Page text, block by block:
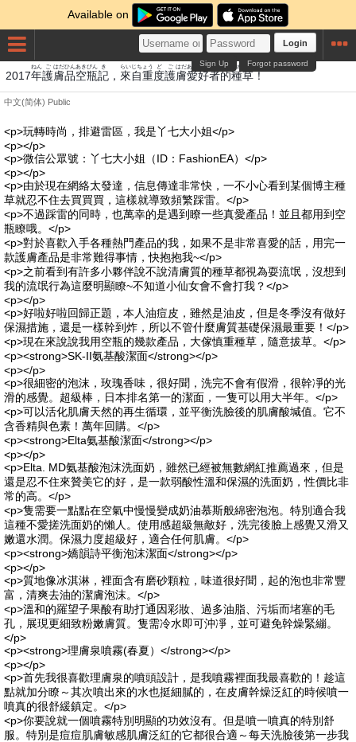
Available on
Login
Forgot password
Sign Up
2017年
ねん
護
ご
膚
はだ
品
ひん
空瓶
あきびん
記
き
， 來
らい
自重
じちょう
度
ど
護
ご
膚
はだ
愛好者
あいこうしゃ
的
てき
種
たね
草
くさ
！
中文(简体) Public
<p>玩轉時尚，排避雷區，我是丫七大小姐</p>
<p></p>
<p>微信公眾號：丫七大小姐（ID：FashionEA）</p>
<p></p>
<p>由於現在網絡太發達，信息傳達非常快，一不小心看到某個博主種
草就忍不住去買買買，這樣就導致頻繁踩雷。</p>
<p>不過踩雷的同時，也萬幸的是遇到瞭一些真愛產品！並且都用到空
瓶瞭哦。</p>
<p>對於喜歡入手各種熱門產品的我，如果不是非常喜愛的話，用完一
款護膚產品是非常難得事情，快抱抱我~</p>
<p>之前看到有許多小夥伴說不說清膚質的種草都視為耍流氓，沒想到
我的流氓行為這麼明顯瞭~不知道小仙女會不會打我？</p>
<p></p>
<p>好啦好啦回歸正題，本人油痘皮，雖然是油皮，但是冬季沒有做好
保濕措施，還是一樣幹到炸，所以不管什麼膚質基礎保濕最重要！</p>
<p>現在來說說我用空瓶的幾款產品，大傢慎重種草，隨意拔草。</p>
<p><strong>SK-II氨基酸潔面</strong></p>
<p></p>
<p>很細密的泡沫，玫瑰香味，很好聞，洗完不會有假滑，很幹凈的光
滑的感覺。超級棒，日本排名第一的潔面，一隻可以用大半年。</p>
<p>可以活化肌膚天然的再生循環，並平衡洗臉後的肌膚酸堿值。它不
含香精與色素！萬年回購。</p>
<p><strong>Elta氨基酸潔面</strong></p>
<p></p>
<p>Elta. MD氨基酸泡沫洗面奶，雖然已經被無數網紅推薦過來，但是
還是忍不住來贊美它的好，是一款弱酸性溫和保濕的洗面奶，性價比非
常的高。</p>
<p>隻需要一點點在空氣中慢慢變成奶油慕斯般綿密泡泡。特別適合我
這種不愛搓洗面奶的懶人。使用感超級無敵好，洗完後臉上感覺又滑又
嫩還水潤。保濕力度超級好，適合任何肌膚。</p>
<p><strong>嬌韻詩平衡泡沫潔面</strong></p>
<p></p>
<p>質地像冰淇淋，裡面含有磨砂顆粒，味道很好聞，起的泡也非常豐
富，清爽去油的潔膚泡沫。</p>
<p>溫和的羅望子果酸有助打通因彩妝、過多油脂、污垢而堵塞的毛
孔，展現更細致粉嫩膚質。隻需冷水即可沖凈，並可避免幹燥緊繃。
</p>
<p><strong>理膚泉噴霧(春夏）</strong></p>
<p></p>
<p>首先我很喜歡理膚泉的噴頭設計，是我噴霧裡面我最喜歡的！趁這
點就加分瞭～其次噴出來的水也挺細膩的，在皮膚幹燥泛紅的時候噴一
噴真的很舒緩鎮定。</p>
<p>你要說就一個噴霧特別明顯的功效沒有。但是噴一噴真的特別舒
服。特別是痘痘肌膚敏感肌膚泛紅的它都很合適～每天洗臉後第一步我